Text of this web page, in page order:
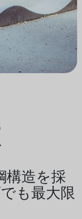
構造を採
も最大限